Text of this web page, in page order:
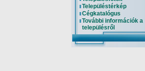
Településtérkép
Cégkatalógus
További információk a
településről